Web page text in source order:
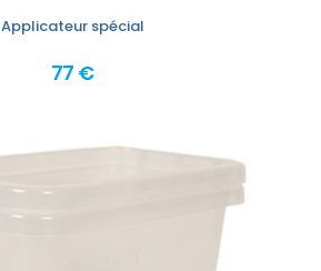
Applicateur spécial
77 €